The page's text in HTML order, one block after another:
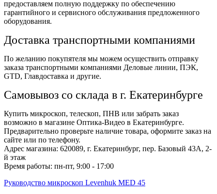
предоставляем полную поддержку по обеспечению
гарантийного и сервисного обслуживания предложенного
оборудования.
Доставка транспортными компаниями
По желанию покупятеля мы можем осуществить отправку
заказа транспортными компаниями Деловые линии, ПЭК,
GTD, Главдоставка и другие.
Самовывоз со склада в г. Екатеринбурге
Купить микроскоп, телескоп, ПНВ или забрать заказ
возможно в магазине Оптика-Видео в Екатеринбурге.
Предварительно проверьте наличие товара, оформите заказ на
сайте или по телефону.
Адрес магазина: 620089, г. Екатеринбург, пер. Базовый 43А, 2-
й этаж
Время работы: пн-пт, 9:00 - 17:00
Руководство микроскоп Levenhuk MED 45